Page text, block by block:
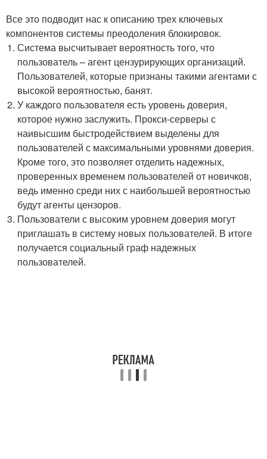
Все это подводит нас к описанию трех ключевых
компонентов системы преодоления блокировок.
Система высчитывает вероятность того, что
пользователь – агент цензурирующих организаций.
Пользователей, которые признаны такими агентами с
высокой вероятностью, банят.
У каждого пользователя есть уровень доверия,
которое нужно заслужить. Прокси-серверы с
наивысшим быстродействием выделены для
пользователей с максимальными уровнями доверия.
Кроме того, это позволяет отделить надежных,
проверенных временем пользователей от новичков,
ведь именно среди них с наибольшей вероятностью
будут агенты цензоров.
Пользователи с высоким уровнем доверия могут
приглашать в систему новых пользователей. В итоге
получается социальный граф надежных
пользователей.